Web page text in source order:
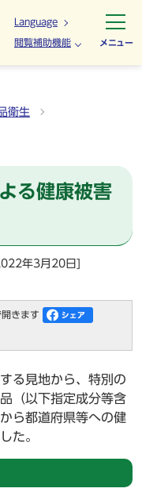
Language
閲覧補助機能 メニュー
衛生
る健康被害
年3月20日]
きます
る見地から、特別の
（以下指定成分等含
ら都道府県等への健
た。